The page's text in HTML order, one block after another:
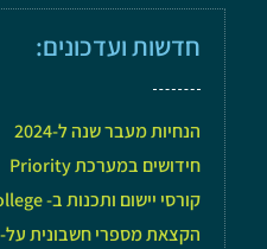
חדשות ועדכונים:
הנחיות מעבר שנה ל-2024
חידושים במערכת Priority
קורסי יישום ותכנות ב- Priority Premium College
הקצאת מספרי חשבונית על-